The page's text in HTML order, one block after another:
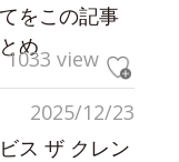
をこの記事
め
1033 view
2025/12/23
ス ザ クレン